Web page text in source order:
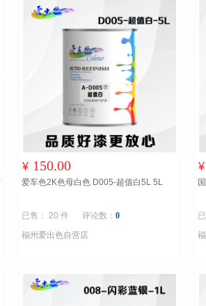
¥ 150.00
爱车色2K色母白色 D005-超值白5L 5L
已售： 20 件 评论数： 0
福州爱出色自营店
¥